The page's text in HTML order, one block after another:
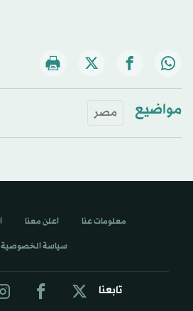
مواضيع مصر
تابعنا
معلومات عنا اعلن معنا
سياسة الخصوصية